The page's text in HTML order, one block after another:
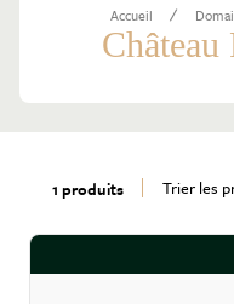
Accueil /
Château
1 produits Trier les